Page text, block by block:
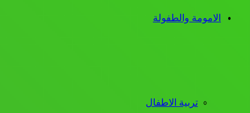
الامومة والطفولة
تربية الاطفال